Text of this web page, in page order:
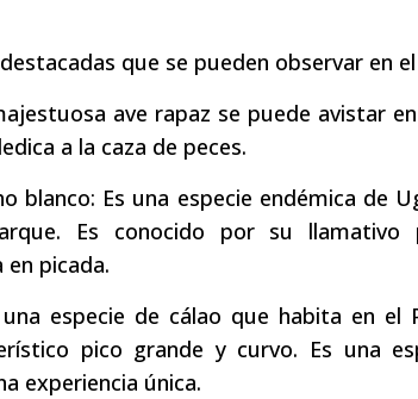
que se pueden observar en
ave rapaz se puede avistar
a la caza de peces.
blanco: Es una especie endémica de
Es conocido por su llamativo
picada.
especie de cálao que habita en el
pico grande y curvo. Es una
experiencia única.